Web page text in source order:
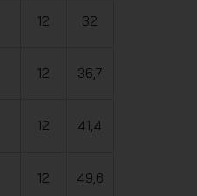
12 32
12 36,7
12 41,4
12 49,6